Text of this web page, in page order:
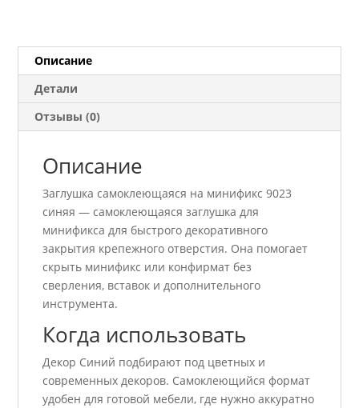
Описание
Детали
Отзывы (0)
Описание
Заглушка самоклеющаяся на минификс 9023
синяя — самоклеющаяся заглушка для
минификса для быстрого декоративного
закрытия крепежного отверстия. Она помогает
скрыть минификс или конфирмат без
сверления, вставок и дополнительного
инструмента.
Когда использовать
Декор Синий подбирают под цветных и
современных декоров. Самоклеющийся формат
удобен для готовой мебели, где нужно аккуратно